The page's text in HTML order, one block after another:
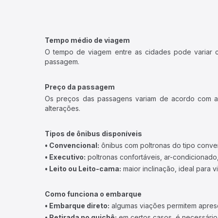
Tempo médio de viagem
O tempo de viagem entre as cidades pode variar
passagem.
Preço da passagem
Os preços das passagens variam de acordo com
alterações.
Tipos de ônibus disponíveis
• Convencional: ônibus com poltronas do tipo
• Executivo: poltronas confortáveis, ar-
• Leito ou Leito-cama: maior inclinação, ideal para
Como funciona o embarque
• Embarque direto: algumas viações permitem